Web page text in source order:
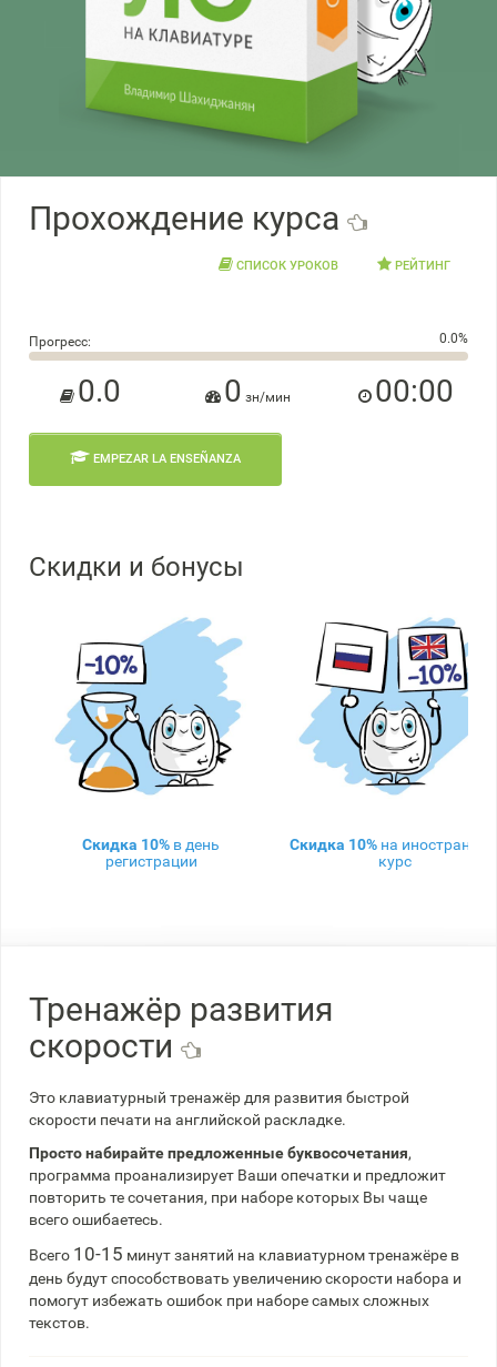
Прохождение курса
СПИСОК УРОКОВ РЕЙТИНГ
Прогресс:
0.0%
0.0%
0.0 0 зн/мин 00:00
EMPEZAR LA ENSEÑANZA
Скидки и бонусы
Скидка 10% в день
регистрации
Скидка 10% на
курс
Тренажёр развития
скорости
Это клавиатурный тренажёр для развития быстрой
скорости печати на английской раскладке.
Просто набирайте предложенные буквосочетания,
программа проанализирует Ваши опечатки и предложит
повторить те сочетания, при наборе которых Вы чаще
всего ошибаетесь.
Всего 10-15 минут занятий на клавиатурном тренажёре в
день будут способствовать увеличению скорости набора и
помогут избежать ошибок при наборе самых сложных
текстов.